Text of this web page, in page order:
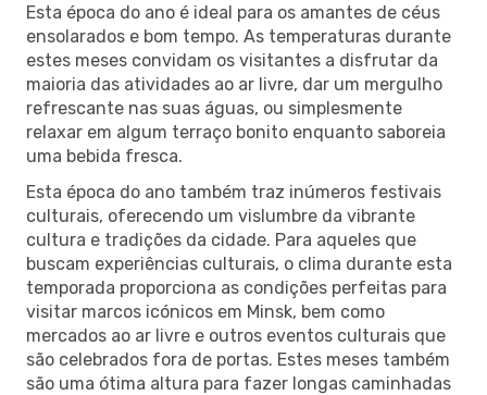
Esta época do ano é ideal para os amantes de céus
ensolarados e bom tempo. As temperaturas durante
estes meses convidam os visitantes a disfrutar da
maioria das atividades ao ar livre, dar um mergulho
refrescante nas suas águas, ou simplesmente
relaxar em algum terraço bonito enquanto saboreia
uma bebida fresca.
Esta época do ano também traz inúmeros festivais
culturais, oferecendo um vislumbre da vibrante
cultura e tradições da cidade. Para aqueles que
buscam experiências culturais, o clima durante esta
temporada proporciona as condições perfeitas para
visitar marcos icónicos em Minsk, bem como
mercados ao ar livre e outros eventos culturais que
são celebrados fora de portas. Estes meses também
são uma ótima altura para fazer longas caminhadas